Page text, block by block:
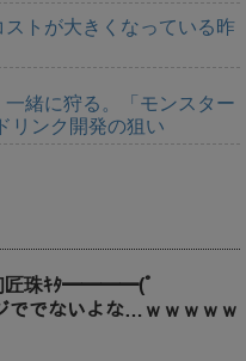
ストが大きくなっている昨
一緒に狩る。「モンスター
リンク開発の狙い
匠珠ｷﾀ━━━━(ﾟ
でないよな…ｗｗｗｗｗ